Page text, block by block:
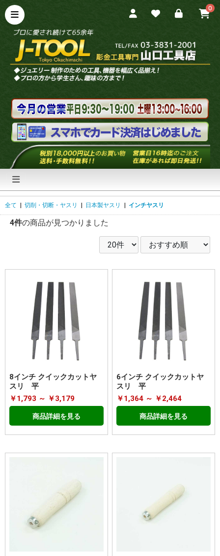
0
全て | 切削・切断・ヤスリ | 日本製ヤスリ | インチヤスリ
4件の商品が見つかりました
8インチ クイックカットヤ
スリ 平
￥1,793 ～ ￥3,179
商品詳細を見る
6インチ クイックカットヤ
スリ 平
￥1,364 ～ ￥2,464
商品詳細を見る